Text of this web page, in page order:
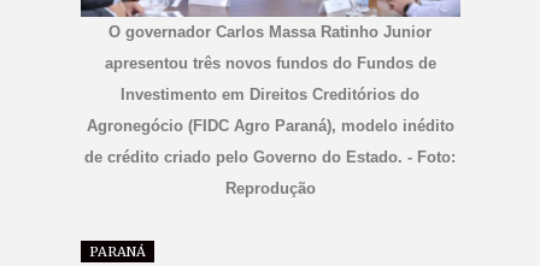
O governador Carlos Massa Ratinho Junior
apresentou três novos fundos do Fundos de
Investimento em Direitos Creditórios do
Agronegócio (FIDC Agro Paraná), modelo inédito
de crédito criado pelo Governo do Estado. - Foto:
Reprodução
PARANÁ